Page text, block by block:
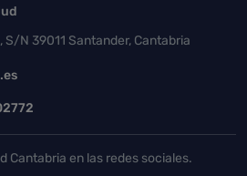
S/N 39011 Santander, Cantabria
Cantabria en las redes sociales.